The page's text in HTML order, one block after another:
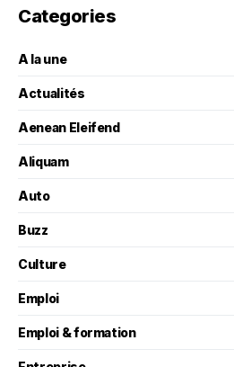
Categories
A la une
Actualités
Aenean Eleifend
Aliquam
Auto
Buzz
Culture
Emploi
Emploi & formation